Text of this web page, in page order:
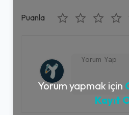
Puanla
Yorum yapmak için
Kayıt